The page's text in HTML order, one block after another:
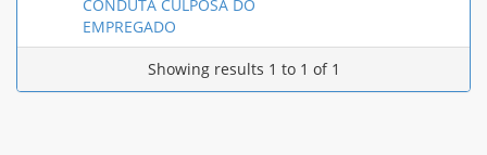
CONDUTA CULPOSA DO
EMPREGADO
Showing results 1 to 1 of 1